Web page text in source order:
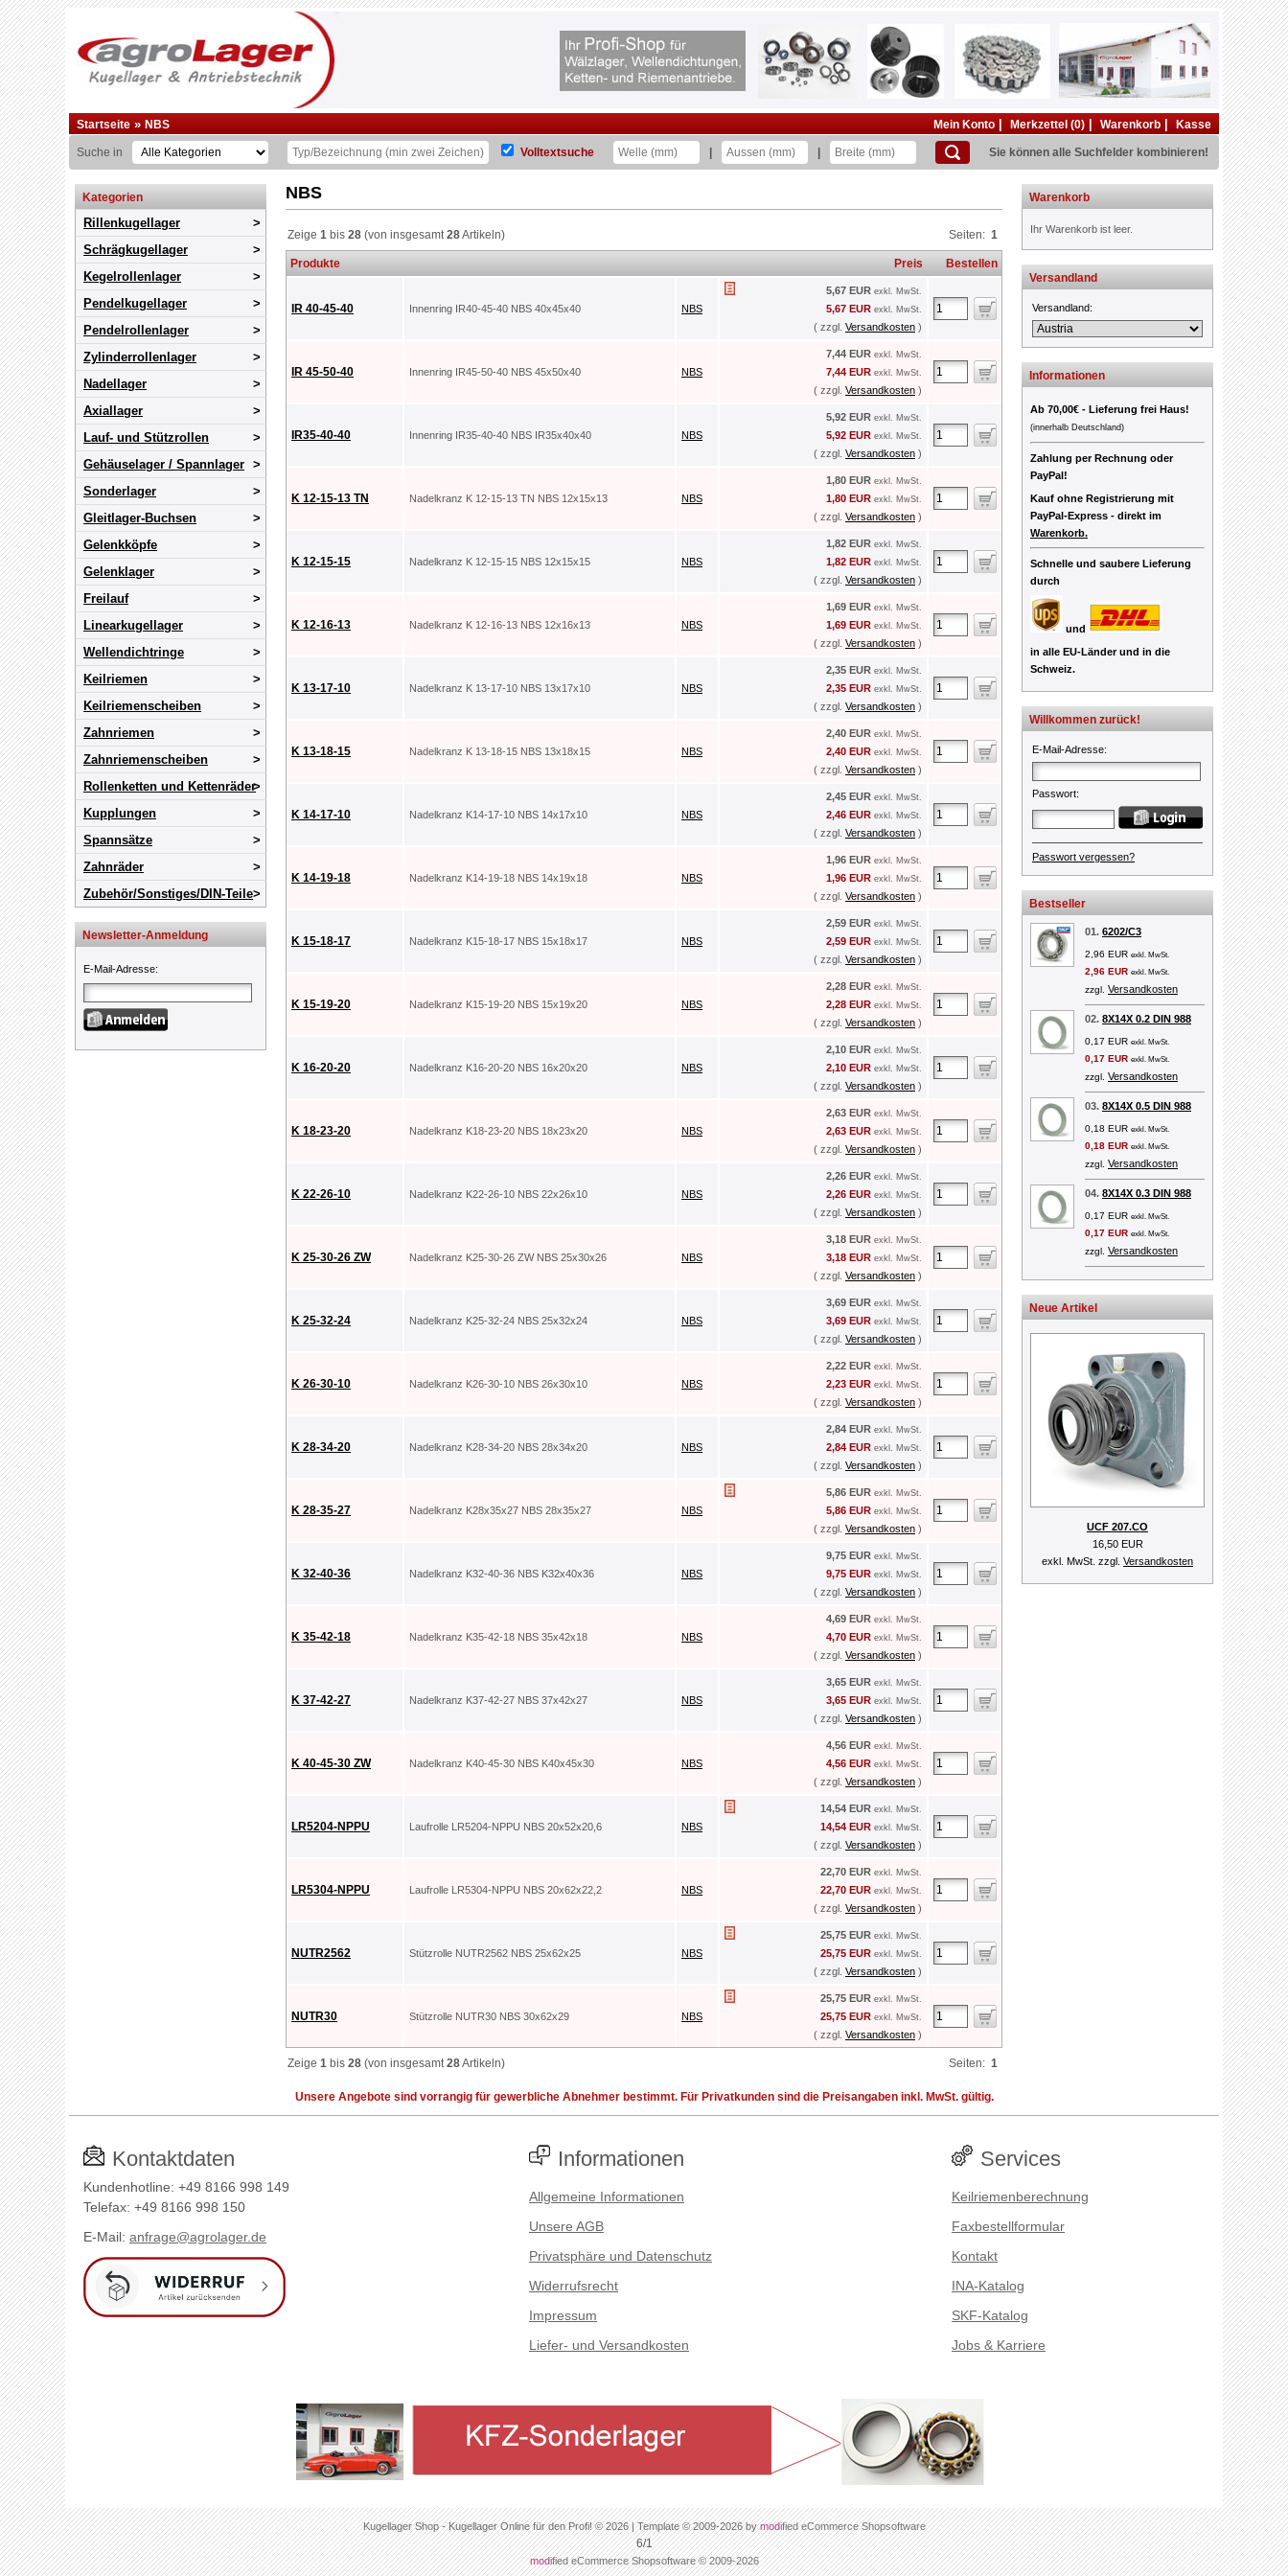
Startseite » NBS Mein Konto Merkzettel (0) Warenkorb Kasse
Suche in Volltextsuche Sie können alle Suchfelder kombinieren!
Kategorien
Rillenkugellager
Schrägkugellager
Kegelrollenlager
Pendelkugellager
Pendelrollenlager
Zylinderrollenlager
Nadellager
Axiallager
Lauf- und Stützrollen
Gehäuselager / Spannlager
Sonderlager
Gleitlager-Buchsen
Gelenkköpfe
Gelenklager
Freilauf
Linearkugellager
Wellendichtringe
Keilriemen
Keilriemenscheiben
Zahnriemen
Zahnriemenscheiben
Rollenketten und Kettenräder
Kupplungen
Spannsätze
Zahnräder
Zubehör/Sonstiges/DIN-Teile
Newsletter-Anmeldung
E-Mail-Adresse:
NBS
Zeige 1 bis 28 (von insgesamt28Artikeln) Seiten: 1
Produkte Preis Bestellen
IR 40-45-40 Innenring IR40-45-40 NBS 40x45x40 NBS
5,67 EUR exkl. MwSt.
5,67 EUR exkl. MwSt.
( zzgl. Versandkosten )
IR 45-50-40 Innenring IR45-50-40 NBS 45x50x40 NBS
7,44 EUR exkl. MwSt.
7,44 EUR exkl. MwSt.
( zzgl. Versandkosten )
IR35-40-40 Innenring IR35-40-40 NBS IR35x40x40 NBS
5,92 EUR exkl. MwSt.
5,92 EUR exkl. MwSt.
( zzgl. Versandkosten )
K 12-15-13 TN Nadelkranz K 12-15-13 TN NBS 12x15x13 NBS
1,80 EUR exkl. MwSt.
1,80 EUR exkl. MwSt.
( zzgl. Versandkosten )
K 12-15-15 Nadelkranz K 12-15-15 NBS 12x15x15 NBS
1,82 EUR exkl. MwSt.
1,82 EUR exkl. MwSt.
( zzgl. Versandkosten )
K 12-16-13 Nadelkranz K 12-16-13 NBS 12x16x13 NBS
1,69 EUR exkl. MwSt.
1,69 EUR exkl. MwSt.
( zzgl. Versandkosten )
K 13-17-10 Nadelkranz K 13-17-10 NBS 13x17x10 NBS
2,35 EUR exkl. MwSt.
2,35 EUR exkl. MwSt.
( zzgl. Versandkosten )
K 13-18-15 Nadelkranz K 13-18-15 NBS 13x18x15 NBS
2,40 EUR exkl. MwSt.
2,40 EUR exkl. MwSt.
( zzgl. Versandkosten )
K 14-17-10 Nadelkranz K14-17-10 NBS 14x17x10 NBS
2,45 EUR exkl. MwSt.
2,46 EUR exkl. MwSt.
( zzgl. Versandkosten )
K 14-19-18 Nadelkranz K14-19-18 NBS 14x19x18 NBS
1,96 EUR exkl. MwSt.
1,96 EUR exkl. MwSt.
( zzgl. Versandkosten )
K 15-18-17 Nadelkranz K15-18-17 NBS 15x18x17 NBS
2,59 EUR exkl. MwSt.
2,59 EUR exkl. MwSt.
( zzgl. Versandkosten )
K 15-19-20 Nadelkranz K15-19-20 NBS 15x19x20 NBS
2,28 EUR exkl. MwSt.
2,28 EUR exkl. MwSt.
( zzgl. Versandkosten )
K 16-20-20 Nadelkranz K16-20-20 NBS 16x20x20 NBS
2,10 EUR exkl. MwSt.
2,10 EUR exkl. MwSt.
( zzgl. Versandkosten )
K 18-23-20 Nadelkranz K18-23-20 NBS 18x23x20 NBS
2,63 EUR exkl. MwSt.
2,63 EUR exkl. MwSt.
( zzgl. Versandkosten )
K 22-26-10 Nadelkranz K22-26-10 NBS 22x26x10 NBS
2,26 EUR exkl. MwSt.
2,26 EUR exkl. MwSt.
( zzgl. Versandkosten )
K 25-30-26 ZW Nadelkranz K25-30-26 ZW NBS 25x30x26 NBS
3,18 EUR exkl. MwSt.
3,18 EUR exkl. MwSt.
( zzgl. Versandkosten )
K 25-32-24 Nadelkranz K25-32-24 NBS 25x32x24 NBS
3,69 EUR exkl. MwSt.
3,69 EUR exkl. MwSt.
( zzgl. Versandkosten )
K 26-30-10 Nadelkranz K26-30-10 NBS 26x30x10 NBS
2,22 EUR exkl. MwSt.
2,23 EUR exkl. MwSt.
( zzgl. Versandkosten )
K 28-34-20 Nadelkranz K28-34-20 NBS 28x34x20 NBS
2,84 EUR exkl. MwSt.
2,84 EUR exkl. MwSt.
( zzgl. Versandkosten )
K 28-35-27 Nadelkranz K28x35x27 NBS 28x35x27 NBS
5,86 EUR exkl. MwSt.
5,86 EUR exkl. MwSt.
( zzgl. Versandkosten )
K 32-40-36 Nadelkranz K32-40-36 NBS K32x40x36 NBS
9,75 EUR exkl. MwSt.
9,75 EUR exkl. MwSt.
( zzgl. Versandkosten )
K 35-42-18 Nadelkranz K35-42-18 NBS 35x42x18 NBS
4,69 EUR exkl. MwSt.
4,70 EUR exkl. MwSt.
( zzgl. Versandkosten )
K 37-42-27 Nadelkranz K37-42-27 NBS 37x42x27 NBS
3,65 EUR exkl. MwSt.
3,65 EUR exkl. MwSt.
( zzgl. Versandkosten )
K 40-45-30 ZW Nadelkranz K40-45-30 NBS K40x45x30 NBS
4,56 EUR exkl. MwSt.
4,56 EUR exkl. MwSt.
( zzgl. Versandkosten )
LR5204-NPPU Laufrolle LR5204-NPPU NBS 20x52x20,6 NBS
14,54 EUR exkl. MwSt.
14,54 EUR exkl. MwSt.
( zzgl. Versandkosten )
LR5304-NPPU Laufrolle LR5304-NPPU NBS 20x62x22,2 NBS
22,70 EUR exkl. MwSt.
22,70 EUR exkl. MwSt.
( zzgl. Versandkosten )
NUTR2562 Stützrolle NUTR2562 NBS 25x62x25 NBS
25,75 EUR exkl. MwSt.
25,75 EUR exkl. MwSt.
( zzgl. Versandkosten )
NUTR30 Stützrolle NUTR30 NBS 30x62x29 NBS
25,75 EUR exkl. MwSt.
25,75 EUR exkl. MwSt.
( zzgl. Versandkosten )
Zeige 1 bis 28 (von insgesamt28Artikeln) Seiten: 1
Warenkorb
Ihr Warenkorb ist leer.
Versandland
Versandland:
Informationen
Ab 70,00€ - Lieferung frei Haus!
(innerhalb Deutschland)
Zahlung per Rechnung oder
PayPal!
Kauf ohne Registrierung mit
PayPal-Express - direkt im
Warenkorb.
Schnelle und saubere Lieferung
durch
und
in alle EU-Länder und in die
Schweiz.
Willkommen zurück!
E-Mail-Adresse:
Passwort:
Passwort vergessen?
Bestseller
01. 6202/C3
2,96 EUR exkl. MwSt.
2,96 EUR exkl. MwSt.
zzgl. Versandkosten
02. 8X14X 0.2 DIN 988
0,17 EUR exkl. MwSt.
0,17 EUR exkl. MwSt.
zzgl. Versandkosten
03. 8X14X 0.5 DIN 988
0,18 EUR exkl. MwSt.
0,18 EUR exkl. MwSt.
zzgl. Versandkosten
04. 8X14X 0.3 DIN 988
0,17 EUR exkl. MwSt.
0,17 EUR exkl. MwSt.
zzgl. Versandkosten
Neue Artikel
UCF 207.CO
16,50 EUR
exkl. MwSt. zzgl. Versandkosten
Unsere Angebote sind vorrangig für gewerbliche Abnehmer bestimmt. Für Privatkunden sind die Preisangaben inkl. MwSt. gültig.
Kontaktdaten
Kundenhotline: +49 8166 998 149
Telefax: +49 8166 998 150
E-Mail: anfrage@agrolager.de
Informationen
Allgemeine Informationen
Unsere AGB
Privatsphäre und Datenschutz
Widerrufsrecht
Impressum
Liefer- und Versandkosten
Services
Keilriemenberechnung
Faxbestellformular
Kontakt
INA-Katalog
SKF-Katalog
Jobs & Karriere
Kugellager Shop - Kugellager Online für den Profi! © 2026 | Template © 2009-2026 bymodified eCommerce Shopsoftware
6/1
modified eCommerce Shopsoftware © 2009-2026